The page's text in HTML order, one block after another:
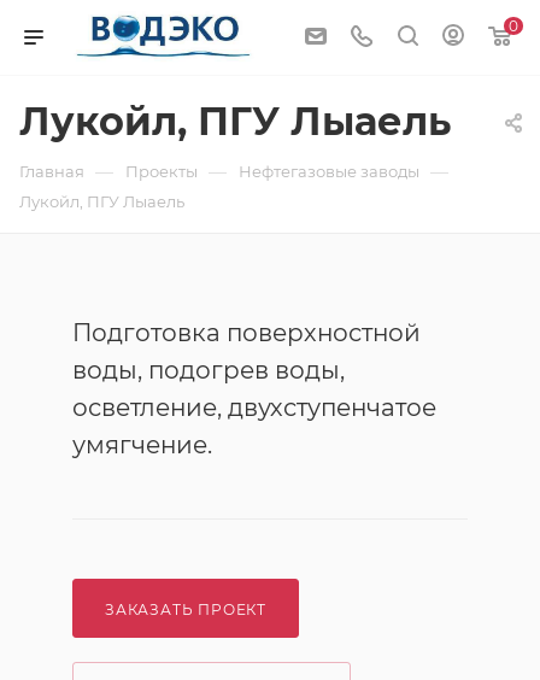
0
Лукойл, ПГУ Лыаель
Главная — Проекты — Нефтегазовые заводы —
Лукойл, ПГУ Лыаель
Подготовка поверхностной
воды, подогрев воды,
осветление, двухступенчатое
умягчение.
ЗАКАЗАТЬ ПРОЕКТ